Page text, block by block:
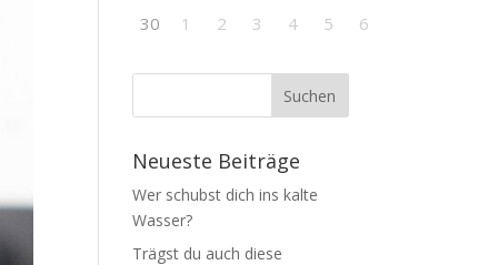
30
1 2 3 4 5 6
Neueste Beiträge
Wer schubst dich ins kalte
Wasser?
Trägst du auch diese